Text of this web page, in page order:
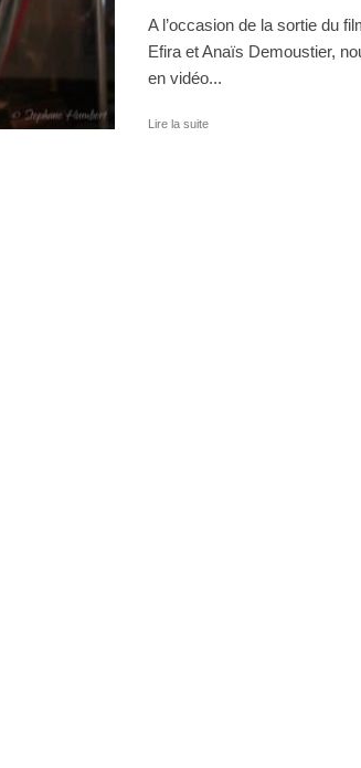
A l’occasion de la sortie du
Efira et Anaïs Demoustier,
en vidéo...
Lire la suite